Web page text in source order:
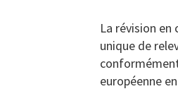
La révision
unique de
européenne